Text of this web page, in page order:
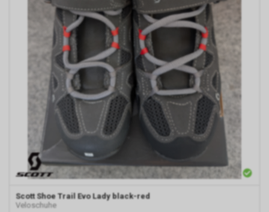
Scott Shoe Trail Evo Lady black-red
Veloschuhe